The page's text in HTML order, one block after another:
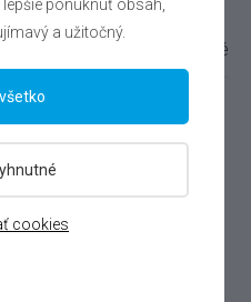
Ostatné
ponúknuť obsah,
a užitočný.
cookies